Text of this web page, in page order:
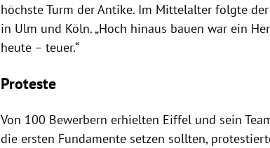
höchste Turm der Antike. Im Mittelalter folgte
in Ulm und Köln. „Hoch hinaus bauen war ein
heute – teuer.“
Proteste
Von 100 Bewerbern erhielten Eiffel und sein
die ersten Fundamente setzen sollten,